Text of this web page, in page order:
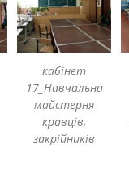
кабінет
17_Навчальна
майстерня
кравців,
закрійників